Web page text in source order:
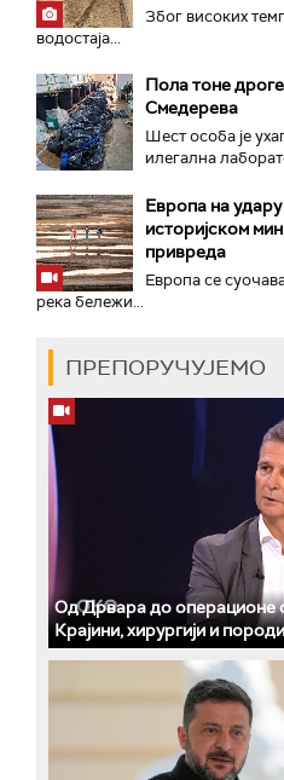
Због високих
водостаја...
Пола тоне
Смедерева
Шест особа је
илегална
Европа на
историјском
привреда
Европа се
река бележи...
ПРЕПОРУЧУЈЕМО
Од Дрвара до операционе
Крајини, хирургији и